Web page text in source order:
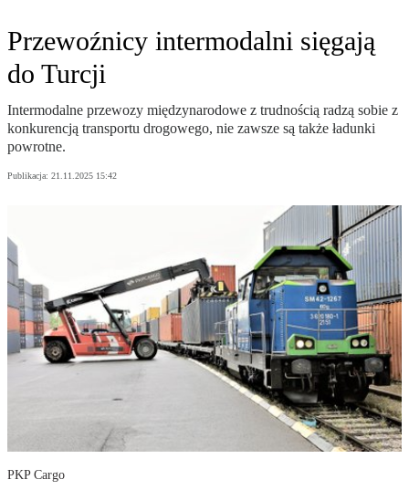
Przewoźnicy intermodalni sięgają
do Turcji
Intermodalne przewozy międzynarodowe z trudnością radzą sobie z
konkurencją transportu drogowego, nie zawsze są także ładunki
powrotne.
Publikacja: 21.11.2025 15:42
PKP Cargo